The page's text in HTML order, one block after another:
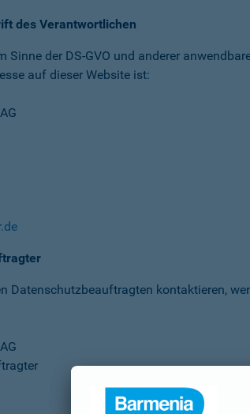
des Verantwortlichen
Sinne der DS-GVO und anderer
auf dieser Website ist:
Datenschutz­beauftragten kontaktieren,